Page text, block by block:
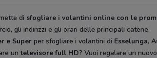
di sfogliare i volantini online con le
gli indirizzi e gli orari delle principali catene.
e Super per sfogliare i volantini di Esselunga,
untelevisore full HD? Vuoi regalare un nuovo